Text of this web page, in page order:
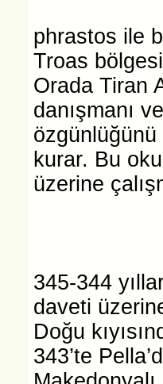
phrastos ile
Troas
Orada Tiran
danışmanı
kurar. Bu
üzerine
345-344
daveti
Doğu
343’te